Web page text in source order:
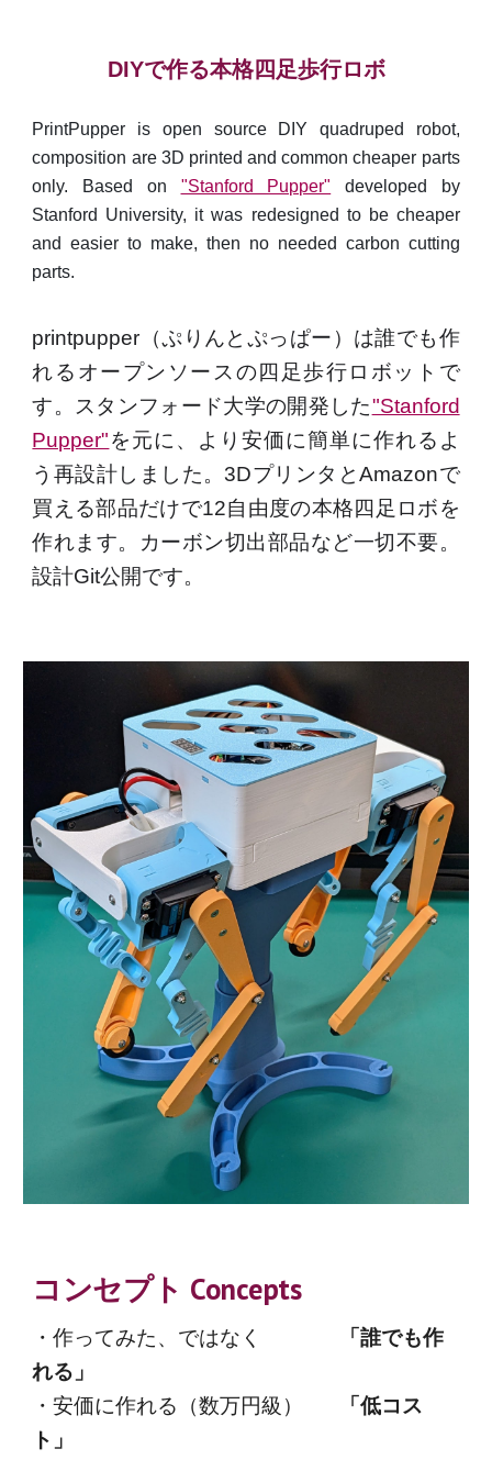
DIYで作る本格四足歩行ロボ
PrintPupper is open source DIY quadruped robot,
composition are 3D printed and common cheaper parts
only. Based on "Stanford Pupper" developed by
Stanford University, it was redesigned to be cheaper
and easier to make, then no needed carbon cutting
parts.
printpupper（ぷりんとぷっぱー）は誰でも作
れるオープンソースの四足歩行ロボットで
す。スタンフォード大学の開発した"Stanford
Pupper"を元に、より安価に簡単に作れるよ
う再設計しました。3DプリンタとAmazonで
買える部品だけで12自由度の本格四足ロボを
作れます。カーボン切出部品など一切不要。
設計Git公開です。
コンセプト Concepts
・作ってみた、ではなく
「誰でも作
れる」
・安価に作れる（数万円級）
「低コス
ト」